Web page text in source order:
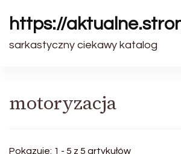
https://
sarkastyczny ciekawy katalog
motoryzacja
Pokazuje: 1 - 5 z 5 artykułów